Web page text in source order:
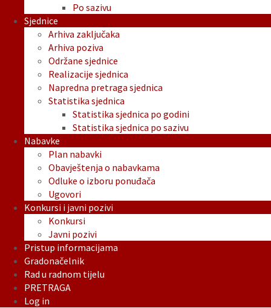
Po sazivu
Sjednice
Arhiva zaključaka
Arhiva poziva
Održane sjednice
Realizacije sjednica
Napredna pretraga sjednica
Statistika sjednica
Statistika sjednica po godini
Statistika sjednica po sazivu
Nabavke
Plan nabavki
Obavještenja o nabavkama
Odluke o izboru ponuđača
Ugovori
Konkursi i javni pozivi
Konkursi
Javni pozivi
Pristup informacijama
Gradonačelnik
Rad u radnom tijelu
PRETRAGA
Log in